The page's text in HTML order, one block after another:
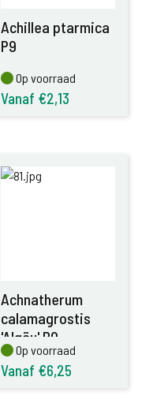
Achillea ptarmica
P9
Op voorraad
Op voorraad
Vanaf €2,13
Achnatherum
calamagrostis
'Algäu' P9
Op voorraad
Op voorraad
Vanaf €6,25